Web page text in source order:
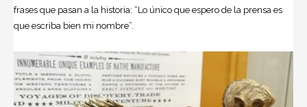
frases que pasan a la historia: “Lo único que espero de la prensa es
que escriba bien mi nombre”.